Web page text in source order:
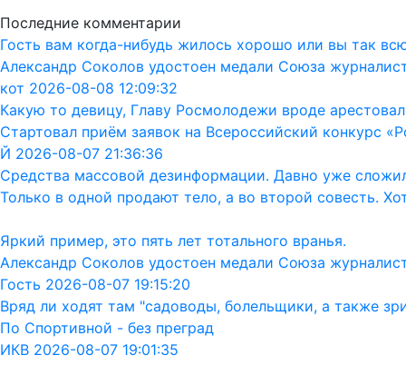
Последние комментарии
Гость вам когда-нибудь жилось хорошо или вы так
Александр Соколов удостоен медали Союза
кот 2026-08-08 12:09:32
Какую то девицу, Главу Росмолодежи вроде
Стартовал приём заявок на Всероссийский конкурс
Й 2026-08-07 21:36:36
Средства массовой дезинформации. Давно уже
Только в одной продают тело, а во второй совесть.
Яркий пример, это пять лет тотального вранья.
Александр Соколов удостоен медали Союза
Гость 2026-08-07 19:15:20
Вряд ли ходят там "садоводы, болельщики, а также
По Спортивной - без преград
ИКВ 2026-08-07 19:01:35